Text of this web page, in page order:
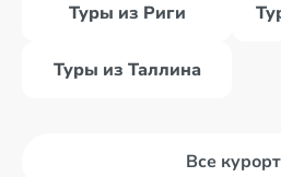
Туры из Риги
Туры из Таллина
Все